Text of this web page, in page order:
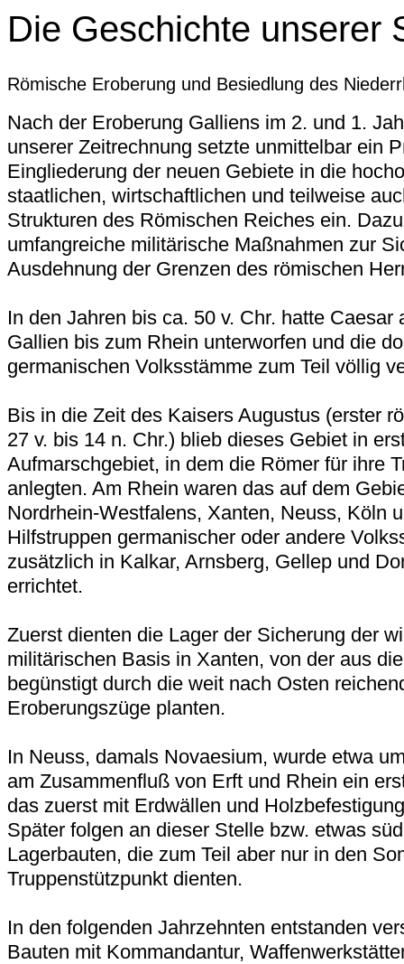
Die Geschichte unserer
Römische Eroberung und Besiedlung des
Nach der Eroberung Galliens im 2. und 1.
unserer Zeitrechnung setzte unmittelbar ein
Eingliederung der neuen Gebiete in die
staatlichen, wirtschaftlichen und teilweise
Strukturen des Römischen Reiches ein.
umfangreiche militärische Maßnahmen zur
Ausdehnung der Grenzen des römischen
In den Jahren bis ca. 50 v. Chr. hatte Caesar
Gallien bis zum Rhein unterworfen und die
germanischen Volksstämme zum Teil völlig
Bis in die Zeit des Kaisers Augustus (erster
27 v. bis 14 n. Chr.) blieb dieses Gebiet in
Aufmarschgebiet, in dem die Römer für ihre
anlegten. Am Rhein waren das auf dem
Nordrhein-Westfalens, Xanten, Neuss, Köln
Hilfstruppen germanischer oder andere
zusätzlich in Kalkar, Arnsberg, Gellep und
errichtet.
Zuerst dienten die Lager der Sicherung der
militärischen Basis in Xanten, von der aus
begünstigt durch die weit nach Osten
Eroberungszüge planten.
In Neuss, damals Novaesium, wurde etwa
am Zusammenfluß von Erft und Rhein ein
das zuerst mit Erdwällen und
Später folgen an dieser Stelle bzw. etwas
Lagerbauten, die zum Teil aber nur in den
Truppenstützpunkt dienten.
In den folgenden Jahrzehnten entstanden
Bauten mit Kommandantur,